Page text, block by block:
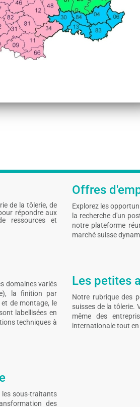
de la tôlerie, de
répondre aux
ressources et
domaines variés
la finition par
de montage, le
labellisées en
techniques à
les sous-traitants
des
Offres
Explorez les
la recherche d'un
notre plateforme
marché suisse
Les petites
Notre rubrique des
suisses de la tôlerie.
même des
internationale tout